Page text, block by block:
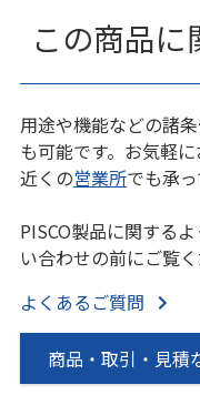
この商品
用途や機能などの諸
も可能です。お気軽
近くの営業所でも承っ
PISCO製品に関する
い合わせの前にご覧く
よくあるご質問
商品・取引・見積